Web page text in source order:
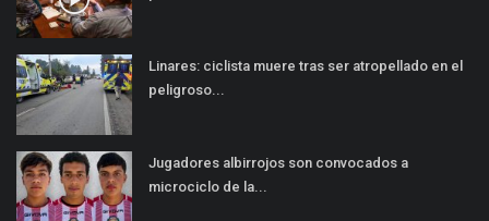
Linares: ciclista muere tras ser atropellado en el
peligroso...
Jugadores albirrojos son convocados a
microciclo de la...